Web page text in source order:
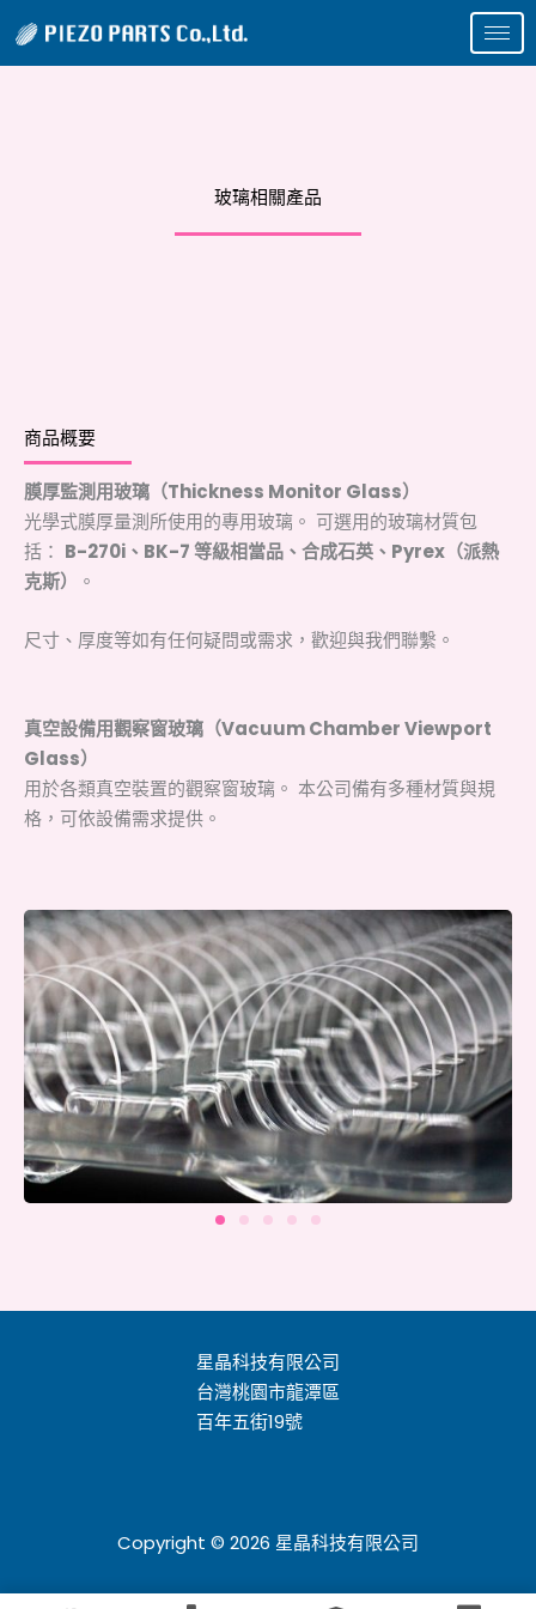
至
主
玻璃相關產品
商品概要
膜厚監測用玻璃（Thickness Monitor Glass）
光學式膜厚量測所使用的專用玻璃。 可選用的玻璃材質包
括： B-270i、BK-7 等級相當品、合成石英、Pyrex（派熱
克斯）
。
尺寸、厚度等如有任何疑問或需求，歡迎與我們聯繫。
真空設備用觀察窗玻璃（Vacuum Chamber Viewport
Glass）
用於各類真空裝置的觀察窗玻璃。 本公司備有多種材質與規
格，可依設備需求提供。
星晶科技有限公司
台灣桃園市龍潭區
百年五街19號
Copyright © 2026 星晶科技有限公司